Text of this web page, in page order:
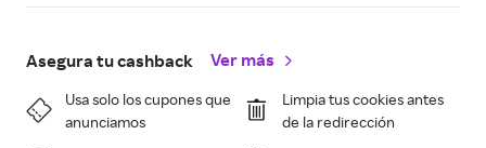
Asegura tu cashback Ver más
Usa solo los cupones que
anunciamos
Limpia tus cookies antes
de la redirección